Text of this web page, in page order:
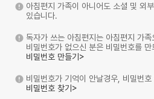
아침편지 가족이 아니어도 소셜 및 외
있습니다.
독자가 쓰는 아침편지는 아침편지 가
비밀번호가 없으신 분은 비밀번호를
비밀번호 만들기>
비밀번호가 기억이 안날경우, 비밀번
비밀번호 찾기>